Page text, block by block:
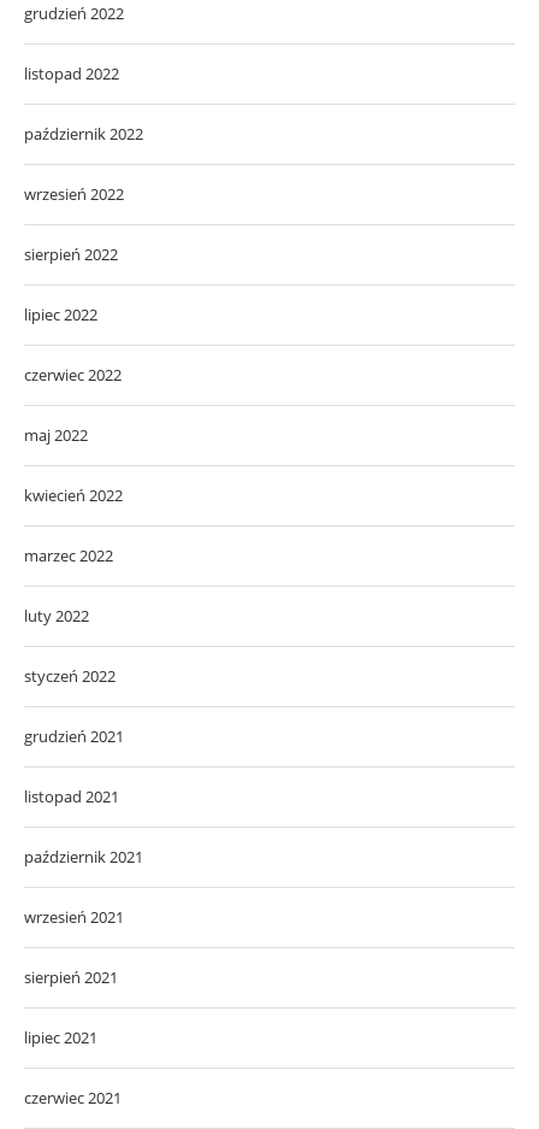
grudzień 2022
listopad 2022
październik 2022
wrzesień 2022
sierpień 2022
lipiec 2022
czerwiec 2022
maj 2022
kwiecień 2022
marzec 2022
luty 2022
styczeń 2022
grudzień 2021
listopad 2021
październik 2021
wrzesień 2021
sierpień 2021
lipiec 2021
czerwiec 2021